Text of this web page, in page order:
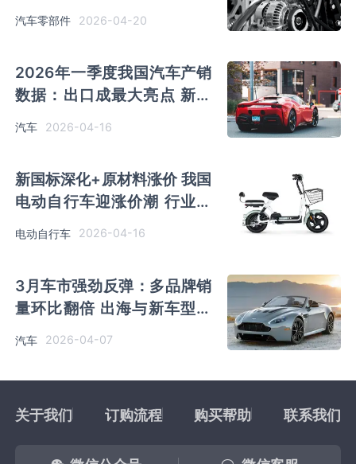
三大引擎驱动发展
汽车零部件 2026-04-20
2026年一季度我国汽车产销
数据：出口成最大亮点 新能
源渗透率达42%
汽车 2026-04-16
新国标深化+原材料涨价 我国
电动自行车迎涨价潮 行业供
给端迎结构优化机遇
电动自行车 2026-04-16
3月车市强劲反弹：多品牌销
量环比翻倍 出海与新车型成
汽车 2026-04-07
关于我们 订购流程 购买帮助 联系我们